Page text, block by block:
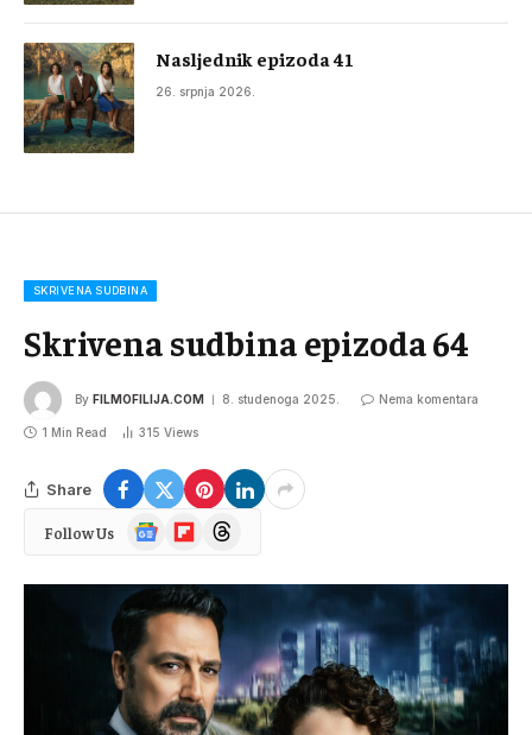
Nasljednik epizoda 41
26. srpnja 2026.
SKRIVENA SUDBINA
Skrivena sudbina epizoda 64
By FILMOFILIJA.COM 8. studenoga 2025. Nema komentara
1 Min Read 315 Views
Share
Follow Us
Google
News
FlipboardThreads